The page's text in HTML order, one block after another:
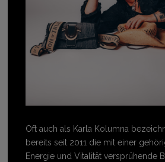
Oft auch als Karla Kolumna
bereits seit 2011 die mit einer
Energie und Vitalität versprühende